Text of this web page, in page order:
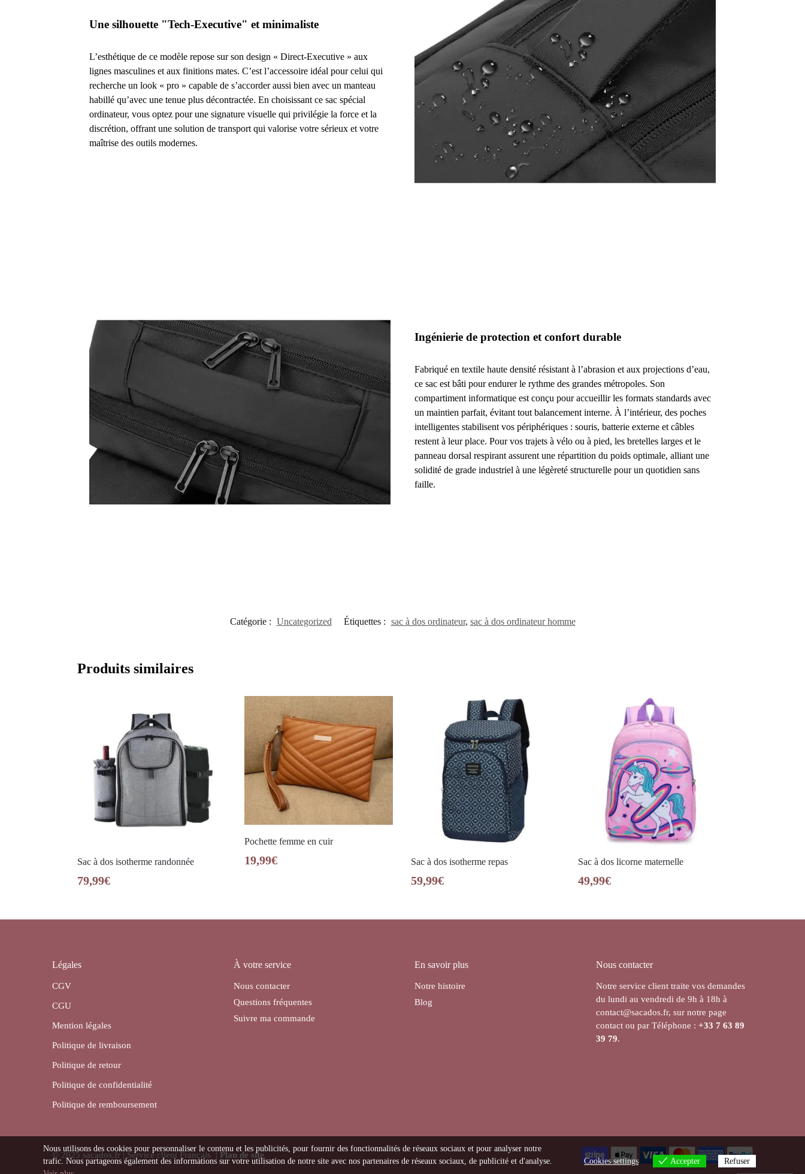
Une silhouette "Tech-Executive" et minimaliste
L’esthétique de ce modèle repose sur son design « Direct-Executive » aux
lignes masculines et aux finitions mates. C’est l’accessoire idéal pour celui qui
recherche un look « pro » capable de s’accorder aussi bien avec un manteau
habillé qu’avec une tenue plus décontractée. En choisissant ce sac spécial
ordinateur, vous optez pour une signature visuelle qui privilégie la force et la
discrétion, offrant une solution de transport qui valorise votre sérieux et votre
maîtrise des outils modernes.
Ingénierie de protection et confort durable
Fabriqué en textile haute densité résistant à l’abrasion et aux projections d’eau,
ce sac est bâti pour endurer le rythme des grandes métropoles. Son
compartiment informatique est conçu pour accueillir les formats standards avec
un maintien parfait, évitant tout balancement interne. À l’intérieur, des poches
intelligentes stabilisent vos périphériques : souris, batterie externe et câbles
restent à leur place. Pour vos trajets à vélo ou à pied, les bretelles larges et le
panneau dorsal respirant assurent une répartition du poids optimale, alliant une
solidité de grade industriel à une légèreté structurelle pour un quotidien sans
faille.
Catégorie : Uncategorized Étiquettes : sac à dos ordinateur, sac à dos ordinateur homme
Produits similaires
Sac à dos isotherme randonnée
79,99€
Pochette femme en cuir
19,99€ Sac à dos isotherme repas
59,99€
Sac à dos licorne maternelle
49,99€
Légales
CGV
CGU
Mention légales
Politique de livraison
Politique de retour
Politique de confidentialité
Politique de remboursement
À votre service
Nous contacter
Questions fréquentes
Suivre ma commande
En savoir plus
Notre histoire
Blog
Nous contacter
Notre service client traite vos demandes
du lundi au vendredi de 9h à 18h à
contact@sacados.fr, sur notre page
contact ou par Téléphone : +33 7 63 89
39 79.
© 2025 sacados.fr | Service client Français | Plan de site
Nous utilisons des cookies pour personnaliser le contenu et les publicités, pour fournir des fonctionnalités de réseaux sociaux et pour analyser notre
trafic. Nous partageons également des informations sur votre utilisation de notre site avec nos partenaires de réseaux sociaux, de publicité et d'analyse.
Cookies settings Accepter Refuser